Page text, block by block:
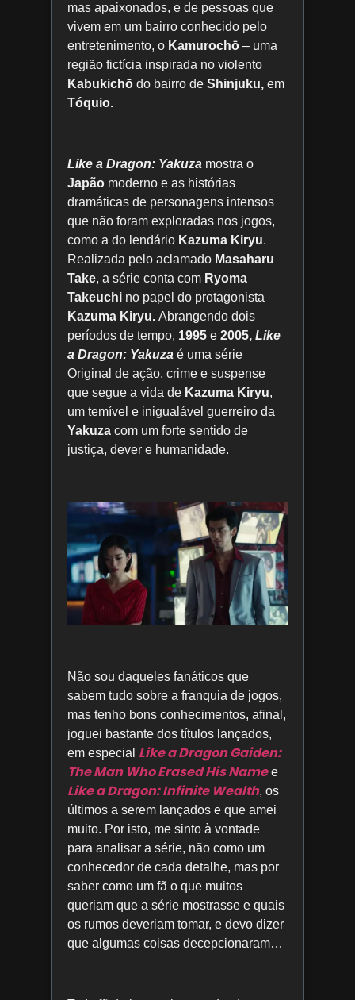
mas apaixonados, e de pessoas que
vivem em um bairro conhecido pelo
entretenimento, o Kamurochō – uma
região fictícia inspirada no violento
Kabukichō do bairro de Shinjuku, em
Tóquio.
Like a Dragon: Yakuza mostra o
Japão moderno e as histórias
dramáticas de personagens intensos
que não foram exploradas nos jogos,
como a do lendário Kazuma Kiryu.
Realizada pelo aclamado Masaharu
Take, a série conta com Ryoma
Takeuchi no papel do protagonista
Kazuma Kiryu. Abrangendo dois
períodos de tempo, 1995 e 2005, Like
a Dragon: Yakuza é uma série
Original de ação, crime e suspense
que segue a vida de Kazuma Kiryu,
um temível e inigualável guerreiro da
Yakuza com um forte sentido de
justiça, dever e humanidade.
Não sou daqueles fanáticos que
sabem tudo sobre a franquia de jogos,
mas tenho bons conhecimentos, afinal,
joguei bastante dos títulos lançados,
em especial Like a Dragon Gaiden:
The Man Who Erased His Namee
Like a Dragon: Infinite Wealth, os
últimos a serem lançados e que amei
muito. Por isto, me sinto à vontade
para analisar a série, não como um
conhecedor de cada detalhe, mas por
saber como um fã o que muitos
queriam que a série mostrasse e quais
os rumos deveriam tomar, e devo dizer
que algumas coisas decepcionaram…